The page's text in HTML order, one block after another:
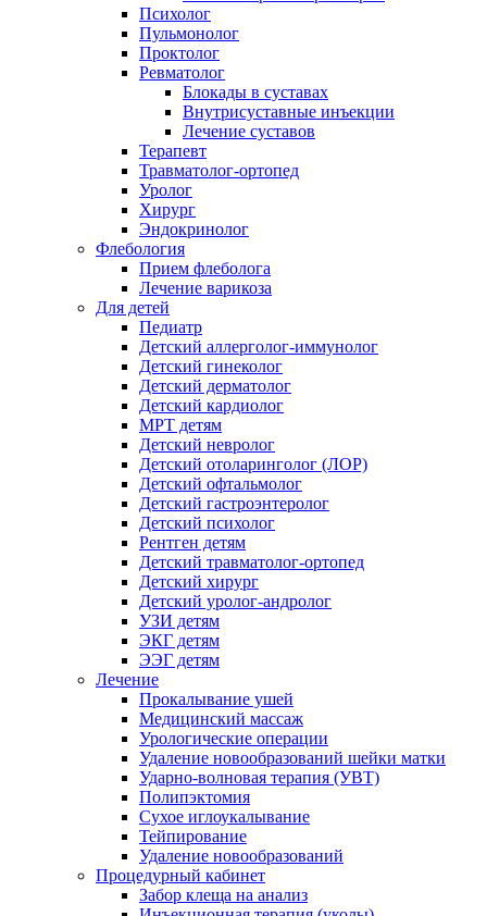
Психолог
Пульмонолог
Проктолог
Ревматолог
Блокады в суставах
Внутрисуставные инъекции
Лечение суставов
Терапевт
Травматолог-ортопед
Уролог
Хирург
Эндокринолог
Флебология
Прием флеболога
Лечение варикоза
Для детей
Педиатр
Детский аллерголог-иммунолог
Детский гинеколог
Детский дерматолог
Детский кардиолог
МРТ детям
Детский невролог
Детский отоларинголог (ЛОР)
Детский офтальмолог
Детский гастроэнтеролог
Детский психолог
Рентген детям
Детский травматолог-ортопед
Детский хирург
Детский уролог-андролог
УЗИ детям
ЭКГ детям
ЭЭГ детям
Лечение
Прокалывание ушей
Медицинский массаж
Урологические операции
Удаление новообразований шейки матки
Ударно-волновая терапия (УВТ)
Полипэктомия
Сухое иглоукалывание
Тейпирование
Удаление новообразований
Процедурный кабинет
Забор клеща на анализ